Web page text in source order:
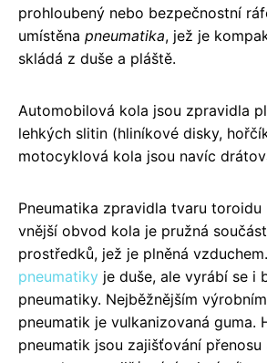
prohloubený nebo bezpečnostní
umístěna pneumatika, jež je
skládá z duše a pláště.
Automobilová kola jsou zpravidla
lehkých slitin (hliníkové disky,
motocyklová kola jsou navíc
Pneumatika zpravidla tvaru toroidu
vnější obvod kola je pružná
prostředků, jež je plněná
pneumatiky je duše, ale vyrábí se i
pneumatiky. Nejběžnějším
pneumatik je vulkanizovaná guma.
pneumatik jsou zajišťování